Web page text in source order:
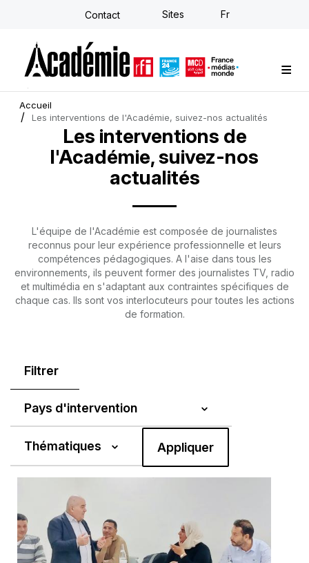
Aller
principal
Contact Sites Fr
Formations sur-mesure
Conseil stratégique
E-learning individuel
L'Académie
Actualités
Newsletter
Accueil
Les interventions de l'Académie, suivez-nos actualités
Les interventions de
l'Académie, suivez-nos
actualités
L'équipe de l'Académie est composée de journalistes
reconnus pour leur expérience professionnelle et leurs
compétences pédagogiques. A l'aise dans tous les
environnements, ils peuvent former des journalistes TV, radio
et multimédia en s'adaptant aux contraintes spécifiques de
chaque cas. Ils sont vos interlocuteurs pour toutes les actions
de formation.
Filtrer